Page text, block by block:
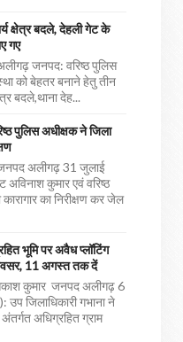
क्षेत्र बदले, देहली गेट के
गए
जनपद: वरिष्ठ पुलिस
को बेहतर बनाने हेतु तीन
बदले,थाना देह...
पुलिस अधीक्षक ने जिला
अलीगढ़ 31 जुलाई
कुमार एवं वरिष्ठ
का निरीक्षण कर जेल
भूमि पर अवैध प्लॉटिंग
11 अगस्त तक दें
कुमार जनपद अलीगढ़ 6
जिलाधिकारी गभाना ने
अधिग्रहित ग्राम